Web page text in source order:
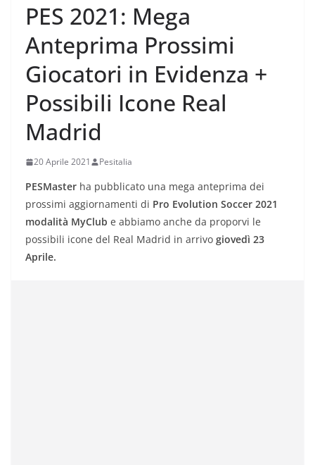
PES 2021: Mega
Anteprima Prossimi
Giocatori in Evidenza +
Possibili Icone Real
Madrid
20 Aprile 2021 Pesitalia
PESMaster ha pubblicato una mega anteprima dei
prossimi aggiornamenti di Pro Evolution Soccer 2021
modalità MyClub e abbiamo anche da proporvi le
possibili icone del Real Madrid in arrivo giovedì 23
Aprile.